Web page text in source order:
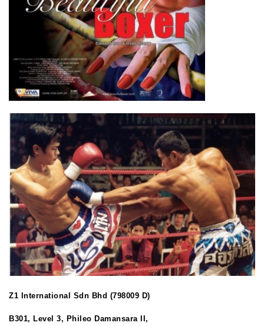
Z1 International Sdn Bhd (798009 D)
B301, Level 3, Phileo Damansara II,